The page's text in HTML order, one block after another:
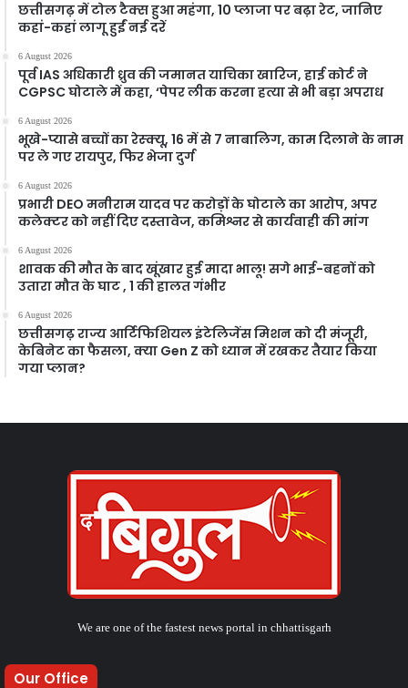
छत्तीसगढ़ में टोल टैक्स हुआ महंगा, 10 प्लाजा पर बढ़ा रेट, जानिए
कहां-कहां लागू हुईं नई दरें
6 August 2026
पूर्व IAS अधिकारी ध्रुव की जमानत याचिका खारिज, हाई कोर्ट ने
CGPSC घोटाले में कहा, ‘पेपर लीक करना हत्या से भी बड़ा अपराध
6 August 2026
भूखे-प्यासे बच्चों का रेस्क्यू, 16 में से 7 नाबालिग, काम दिलाने के नाम
पर ले गए रायपुर, फिर भेजा दुर्ग
6 August 2026
प्रभारी DEO मनीराम यादव पर करोड़ों के घोटाले का आरोप, अपर
कलेक्टर को नहीं दिए दस्तावेज, कमिश्नर से कार्यवाही की मांग
6 August 2026
शावक की मौत के बाद खूंखार हुई मादा भालू! सगे भाई-बहनों को
उतारा मौत के घाट , 1 की हालत गंभीर
6 August 2026
छत्तीसगढ़ राज्य आर्टिफिशियल इंटेलिजेंस मिशन को दी मंजूरी,
केबिनेट का फैसला, क्या Gen Z को ध्यान में रखकर तैयार किया
गया प्लान?
We are one of the fastest news portal in chhattisgarh
Our Office